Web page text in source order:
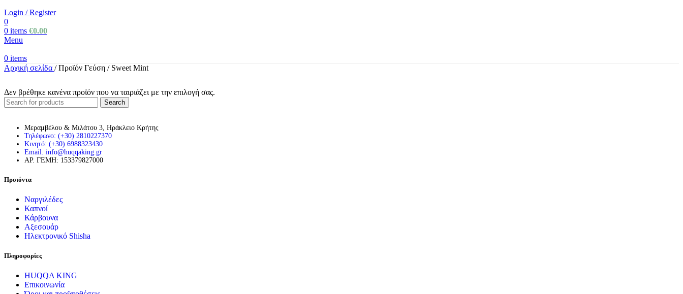
Login / Register
0
0 items €0.00
Menu
0 items
Αρχική σελίδα / Προϊόν Γεύση / Sweet Mint
Δεν βρέθηκε κανένα προϊόν που να ταιριάζει με την επιλογή σας.
Search
Μεραμβέλου & Μιλάτου 3, Ηράκλειο Κρήτης
Τηλέφωνο: (+30) 2810227370
Κινητό: (+30) 6988323430
Email. info@huqqaking.gr
ΑΡ. ΓΕΜΗ: 153379827000
Προιόντα
Ναργιλέδες
Καπνοί
Κάρβουνα
Αξεσουάρ
Ηλεκτρονικό Shisha
Πληροφορίες
HUQQA KING
Επικοινωνία